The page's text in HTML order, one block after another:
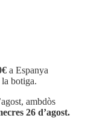
a Espanya
botiga.
ambdòs
26 d’agost.